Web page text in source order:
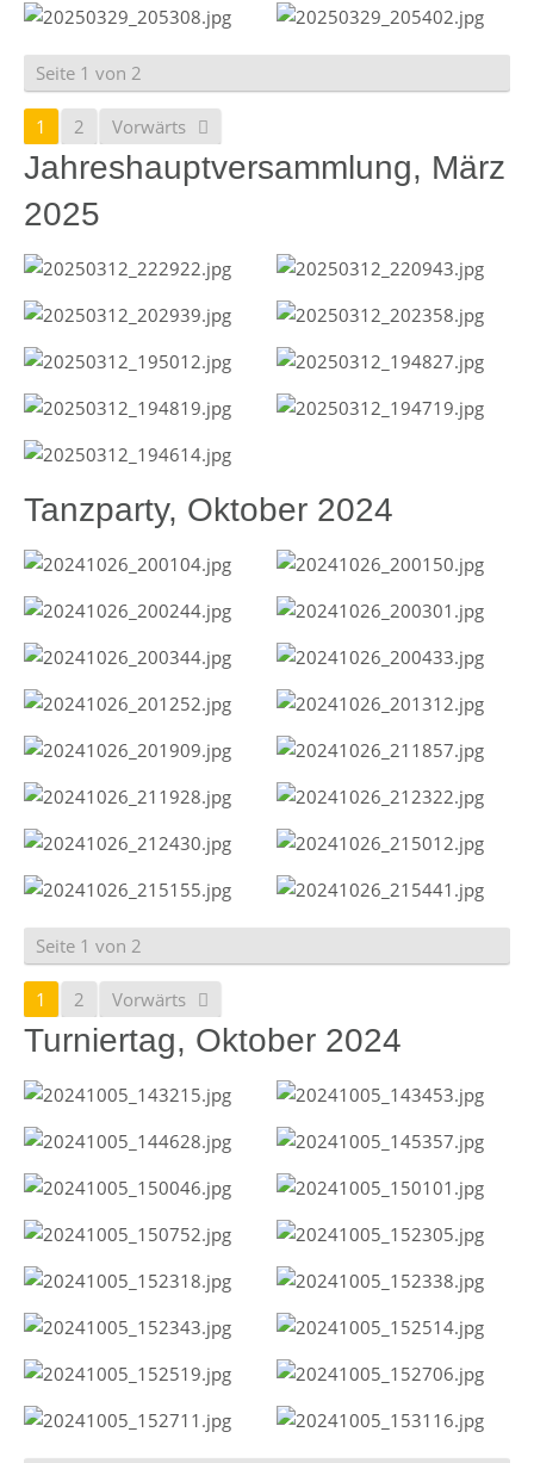
Seite 1 von 2
1 2 Vorwärts
Jahreshauptversammlung, März
2025
Tanzparty, Oktober 2024
Seite 1 von 2
1 2 Vorwärts
Turniertag, Oktober 2024